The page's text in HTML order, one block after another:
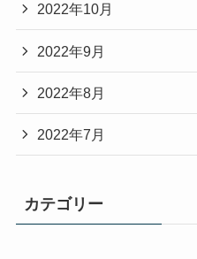
2022年10月
2022年9月
2022年8月
2022年7月
カテゴリー